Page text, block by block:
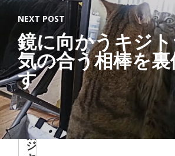
Lat
est
Post
s
猫
ジ
NEXT POST
鏡に向かうキジト
気の合う相棒を
す